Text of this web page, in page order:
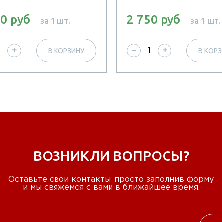
руб за 1 шт.
+ В КОРЗИНУ
2 750 руб за 1 шт.
− + В
ВОЗНИКЛИ ВОПРОСЫ?
Оставьте свои контакты, просто заполнив форму
и мы свяжемся с вами в ближайшее время.